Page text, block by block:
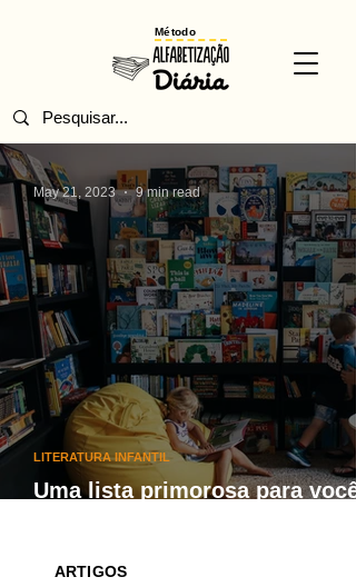
Método
Uma lista primorosa para você
LITERATURA INFANTIL
May 21, 2023 9 min read
ARTIGOS